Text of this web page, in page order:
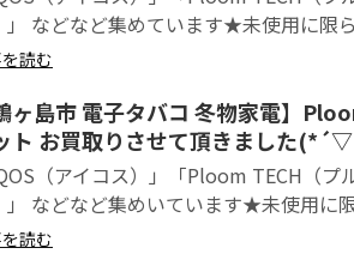
」 などなど集めています★未使用に限
読む
ヶ島市 電子タバコ 冬物家電】
ト お買取りさせて頂きました
（アイコス）」「Ploom TECH（
」 などなど集めいています★未使用に
読む